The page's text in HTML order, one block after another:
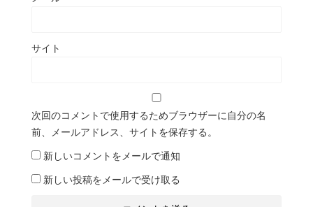
サイト
次回のコメントで使用するためブラウザーに自分の名
前、メールアドレス、サイトを保存する。
新しいコメントをメールで通知
新しい投稿をメールで受け取る